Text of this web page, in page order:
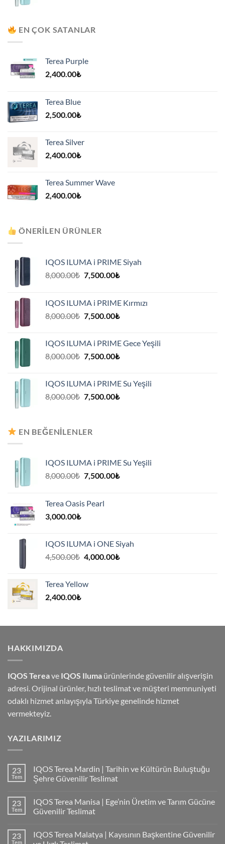
EN ÇOK SATANLAR
Terea Purple
2,400.00₺
Terea Blue
2,500.00₺
Terea Silver
2,400.00₺
Terea Summer Wave
2,400.00₺
ÖNERILEN ÜRÜNLER
IQOS ILUMA i PRIME Siyah
8,000.00₺ Orijinal
7,500.00₺Şu
7,500.00₺.
IQOS ILUMA i PRIME Kırmızı
8,000.00₺ Orijinal
7,500.00₺Şu
7,500.00₺.
IQOS ILUMA i PRIME Gece Yeşili
8,000.00₺ Orijinal
7,500.00₺Şu
7,500.00₺.
IQOS ILUMA i PRIME Su Yeşili
8,000.00₺ Orijinal
7,500.00₺Şu
EN BEĞENILENLER
IQOS ILUMA i PRIME Su Yeşili
8,000.00₺ Orijinal
7,500.00₺Şu
Terea Oasis Pearl
3,000.00₺
IQOS ILUMA i ONE Siyah
4,500.00₺ Orijinal
4,000.00₺Şu
Terea Yellow
2,400.00₺
HAKKIMIZDA
IQOS Tereave IQOS Iluma ürünlerinde güvenilir alışverişin
adresi. Orijinal ürünler, hızlı teslimat ve müşteri memnuniyeti
odaklı hizmet anlayışıyla Türkiye genelinde hizmet
vermekteyiz.
YAZILARIMIZ
23
Tem
IQOS Terea Mardin | Tarihin ve Kültürün Buluştuğu
Şehre Güvenilir Teslimat
23
Tem
IQOS Terea Manisa | Ege’nin Üretim ve Tarım Gücüne
Güvenilir Teslimat
23
Tem
IQOS Terea Malatya | Kayısının Başkentine Güvenilir